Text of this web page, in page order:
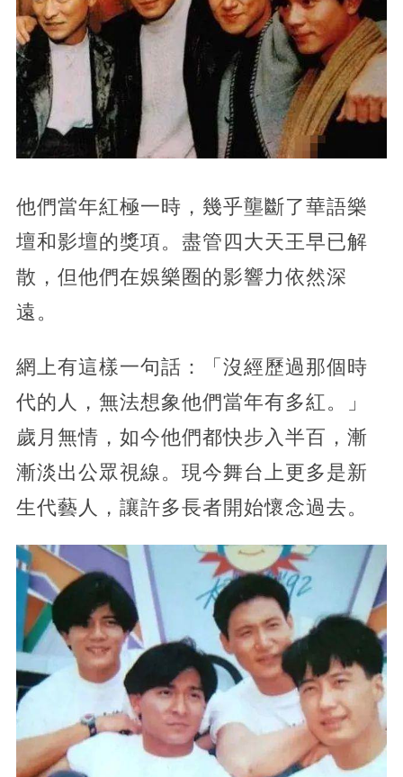
他們當年紅極一時，幾乎壟斷了華語樂
壇和影壇的獎項。盡管四大天王早已解
散，但他們在娛樂圈的影響力依然深
遠。
網上有這樣一句話：「沒經歷過那個時
代的人，無法想象他們當年有多紅。」
歲月無情，如今他們都快步入半百，漸
漸淡出公眾視線。現今舞台上更多是新
生代藝人，讓許多長者開始懷念過去。